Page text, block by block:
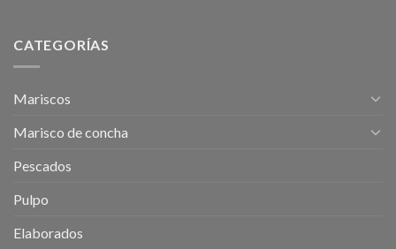
CATEGORÍAS
Mariscos
Marisco de concha
Pescados
Pulpo
Elaborados